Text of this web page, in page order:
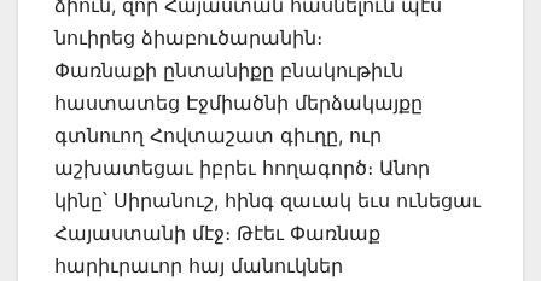
ձիուն, զոր Հայաստան հասնելուն պէս
նուիրեց ձիաբուծարանին։
Փառնաքի ընտանիքը բնակութիւն
հաստատեց Էջմիածնի մերձակայքը
գտնուող Հովտաշատ գիւղը, ուր
աշխատեցաւ իբրեւ հողագործ։ Անոր
կինը՝ Սիրանուշ, հինգ զաւակ եւս ունեցաւ
Հայաստանի մէջ։ Թէեւ Փառնաք
հարիւրաւոր հայ մանուկներ